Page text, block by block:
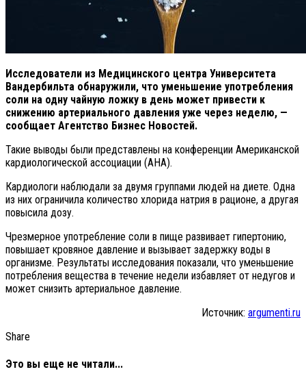
Исследователи из Медицинского центра Университета
Вандербильта обнаружили, что уменьшение употребления
соли на одну чайную ложку в день может привести к
снижению артериального давления уже через неделю, —
сообщает Агентство Бизнес Новостей.
Такие выводы были представлены на конференции Американской
кардиологической ассоциации (AHA).
Кардиологи наблюдали за двумя группами людей на диете. Одна
из них ограничила количество хлорида натрия в рационе, а другая
повысила дозу.
Чрезмерное употребление соли в пище развивает гипертонию,
повышает кровяное давление и вызывает задержку воды в
организме. Результаты исследования показали, что уменьшение
потребления вещества в течение недели избавляет от недугов и
может снизить артериальное давление.
Источник: argumenti.ru
Share
Это вы еще не читали...